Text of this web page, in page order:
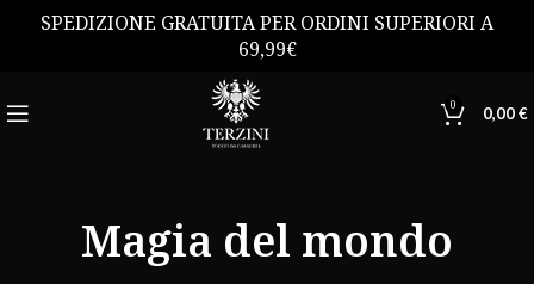
0 0,00€
Magia del mondo
SPEDIZIONE GRATUITA PER ORDINI SUPERIORI A
69,99€